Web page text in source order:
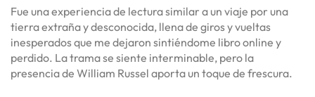
Fue una experiencia de lectura similar a un viaje por una
tierra extraña y desconocida, llena de giros y vueltas
inesperados que me dejaron sintiéndome libro online​ y
perdido. La trama se siente interminable, pero la
presencia de William Russel aporta un toque de frescura.